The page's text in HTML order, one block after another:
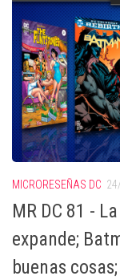
MICRORESEÑAS DC
MR DC 81 -
expande;
buenas